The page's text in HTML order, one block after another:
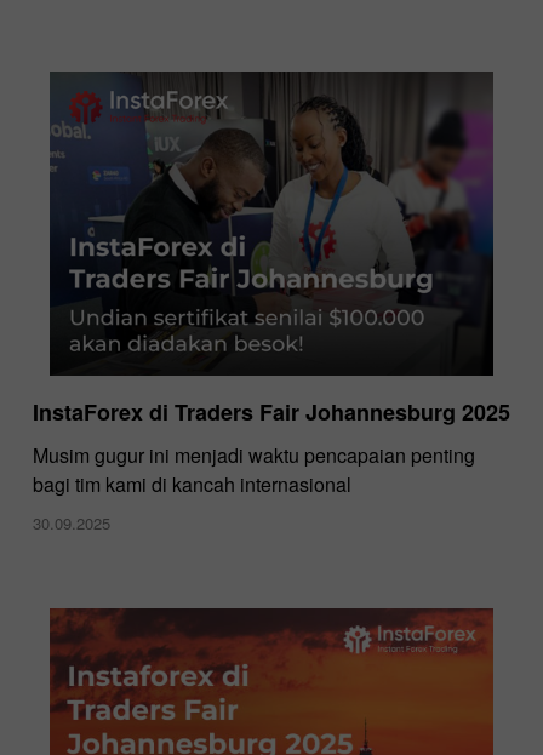
InstaForex di Traders Fair Johannesburg 2025
Musim gugur ini menjadi waktu pencapaian penting
bagi tim kami di kancah internasional
30.09.2025